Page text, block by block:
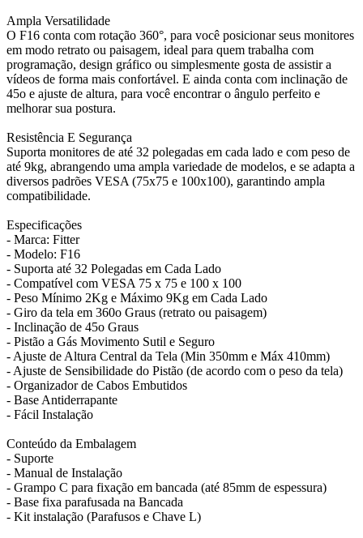
Ampla Versatilidade
O F16 conta com rotação 360°, para você posicionar seus monitores
em modo retrato ou paisagem, ideal para quem trabalha com
programação, design gráfico ou simplesmente gosta de assistir a
vídeos de forma mais confortável. E ainda conta com inclinação de
45o e ajuste de altura, para você encontrar o ângulo perfeito e
melhorar sua postura.
Resistência E Segurança
Suporta monitores de até 32 polegadas em cada lado e com peso de
até 9kg, abrangendo uma ampla variedade de modelos, e se adapta a
diversos padrões VESA (75x75 e 100x100), garantindo ampla
compatibilidade.
Especificações
- Marca: Fitter
- Modelo: F16
- Suporta até 32 Polegadas em Cada Lado
- Compatível com VESA 75 x 75 e 100 x 100
- Peso Mínimo 2Kg e Máximo 9Kg em Cada Lado
- Giro da tela em 360o Graus (retrato ou paisagem)
- Inclinação de 45o Graus
- Pistão a Gás Movimento Sutil e Seguro
- Ajuste de Altura Central da Tela (Min 350mm e Máx 410mm)
- Ajuste de Sensibilidade do Pistão (de acordo com o peso da tela)
- Organizador de Cabos Embutidos
- Base Antiderrapante
- Fácil Instalação
Conteúdo da Embalagem
- Suporte
- Manual de Instalação
- Grampo C para fixação em bancada (até 85mm de espessura)
- Base fixa parafusada na Bancada
- Kit instalação (Parafusos e Chave L)